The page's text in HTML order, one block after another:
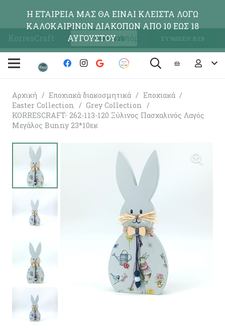
KorresCraft ΕΓΓΡΑΦΗ Β2Β ΣΥΝΔΕΣΗ Β2Β
Αρχική / Εποχιακά διακοσμητικά / Εποχιακά /
Easter Collection / Grey Collection /
KORRESCRAFT- 262-113-120 Ξύλινος Πασχαλινός Λαγός
Μεγάλος Bunny 23*10εκ
Η ΕΤΑΙΡΕΙΑ ΜΑΣ ΘΑ ΕΙΝΑΙ ΚΛΕΙΣΤΑ ΛΟΓΩ
ΚΑΛΟΚΑΙΡΙΝΩΝ ΔΙΑΚΟΠΩΝ ΑΠΟ 10 ΕΩΣ 18
ΑΥΓΟΥΣΤΟΥΑπόρριψη